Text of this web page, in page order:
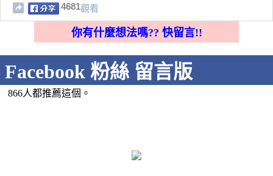
4681觀看
你有什麼想法嗎?? 快留言!!
Facebook 粉絲 留言版
866人都推薦這個。